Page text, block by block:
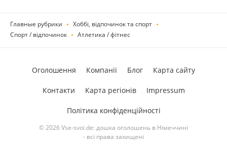
Главные рубрики
Хоббі, відпочинок та спорт
Спорт / відпочинок
Атлетика / фітнес
© 2026 Vse-svoi.de: дошка оголошень в Німеччині
- всі права захищені
Оголошення Компанії Блог Карта сайту
Контакти Карта регіонів Impressum
Політика конфіденційності